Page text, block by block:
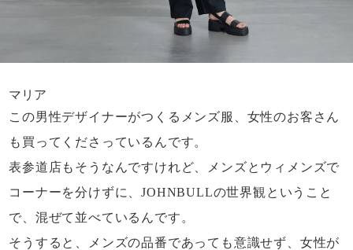
マリア
この男性デザイナーがつくるメンズ服、 女性のお客さん
も買ってくださっているんです。
表参道店もそうなんですけれど、
メンズとウィメンズで
コーナーを分けずに、JOHNBULLの世界観ということ
で、 混ぜて並べているんです。
そうすると、メンズの品番であっても意識せず、 女性が